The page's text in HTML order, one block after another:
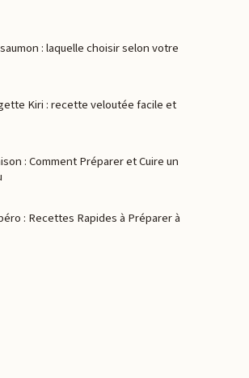
: laquelle choisir selon votre
Kiri : recette veloutée facile et
: Comment Préparer et Cuire un
: Recettes Rapides à Préparer à